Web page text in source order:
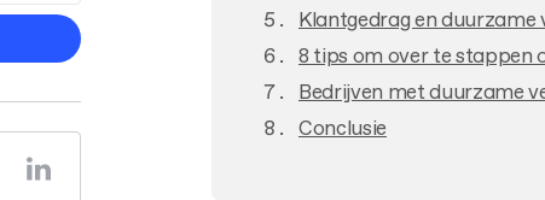
Klantgedrag en duurzame
8 tips om over te stappen
Bedrijven met duurzame
Conclusie